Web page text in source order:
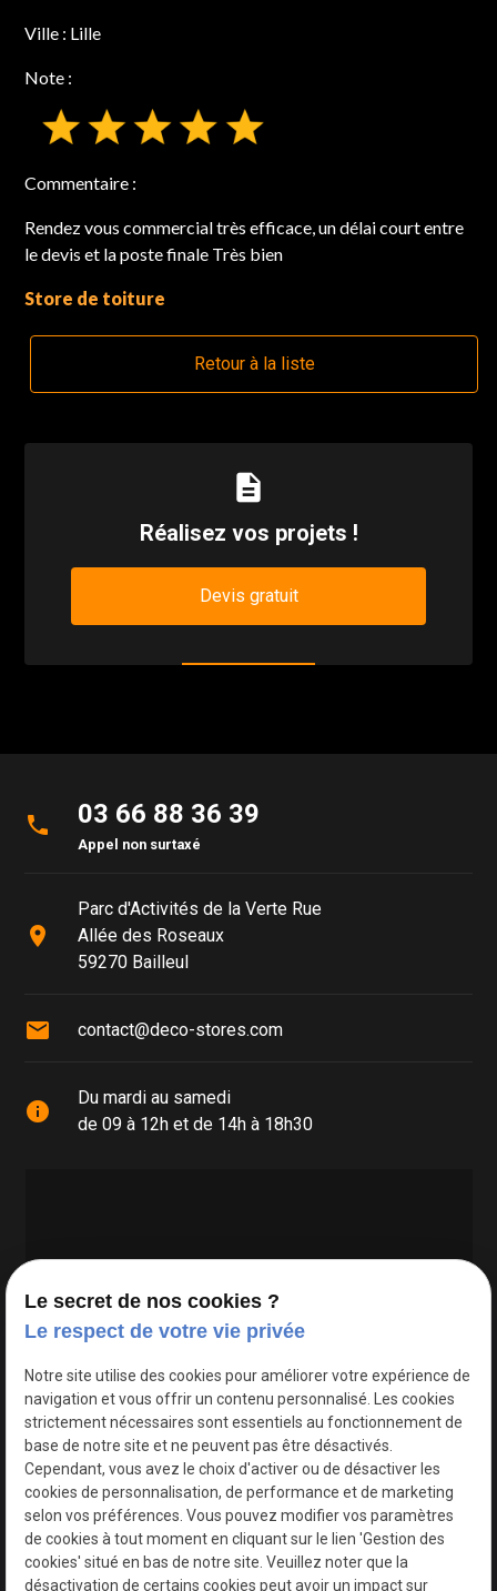
Ville : Lille
Note :
Commentaire :
Rendez vous commercial très efficace, un délai court entre
le devis et la poste finale Très bien
Store de toiture
Retour à la liste
description
Réalisez vos projets !
Devis gratuit
phone 03 66 88 36 39
Appel non surtaxé
place
Parc d'Activités de la Verte Rue
Allée des Roseaux
59270 Bailleul
mail contact@deco-stores.com
info
Du mardi au samedi
de 09 à 12h et de 14h à 18h30
Google Maps Search API est désactivé.
Le secret de nos cookies ?
Le respect de votre vie privée
Notre site utilise des cookies pour améliorer votre expérience de
navigation et vous offrir un contenu personnalisé. Les cookies
strictement nécessaires sont essentiels au fonctionnement de
base de notre site et ne peuvent pas être désactivés.
Cependant, vous avez le choix d'activer ou de désactiver les
cookies de personnalisation, de performance et de marketing
selon vos préférences. Vous pouvez modifier vos paramètres
de cookies à tout moment en cliquant sur le lien 'Gestion des
cookies' situé en bas de notre site. Veuillez noter que la
désactivation de certains cookies peut avoir un impact sur